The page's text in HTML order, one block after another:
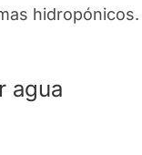
hidropónicos.
agua